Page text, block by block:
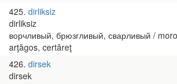
425 dirliksiz
dirliksiz
ворчливый, брюзгливый, сварливый /
arţăgos, certăreţ
426 dirsek
dirsek